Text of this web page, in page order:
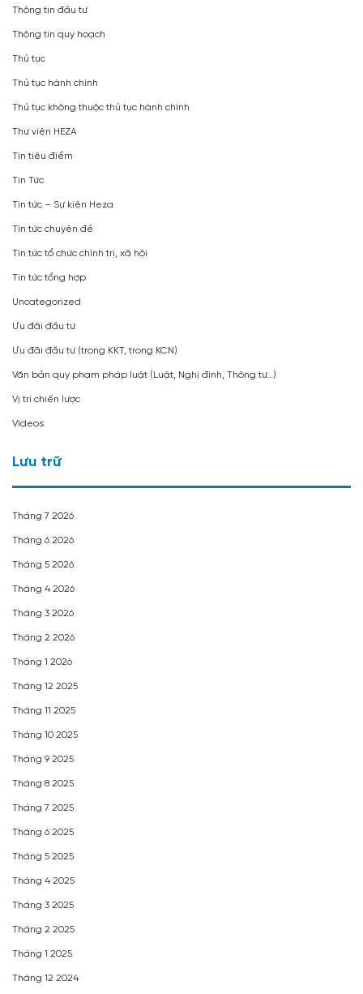
Thông tin đầu tư
Thông tin quy hoạch
Thủ tục
Thủ tục hành chính
Thủ tục không thuộc thủ tục hành chính
Thư viện HEZA
Tin tiêu điểm
Tin Tức
Tin tức – Sự kiện Heza
Tin tức chuyên đề
Tin tức tổ chức chính trị, xã hội
Tin tức tổng hợp
Uncategorized
Ưu đãi đầu tư
Ưu đãi đầu tư (trong KKT, trong KCN)
Văn bản quy phạm pháp luật (Luật, Nghị định, Thông tư…)
Vị trí chiến lược
Videos
Lưu trữ
Tháng 7 2026
Tháng 6 2026
Tháng 5 2026
Tháng 4 2026
Tháng 3 2026
Tháng 2 2026
Tháng 1 2026
Tháng 12 2025
Tháng 11 2025
Tháng 10 2025
Tháng 9 2025
Tháng 8 2025
Tháng 7 2025
Tháng 6 2025
Tháng 5 2025
Tháng 4 2025
Tháng 3 2025
Tháng 2 2025
Tháng 1 2025
Tháng 12 2024